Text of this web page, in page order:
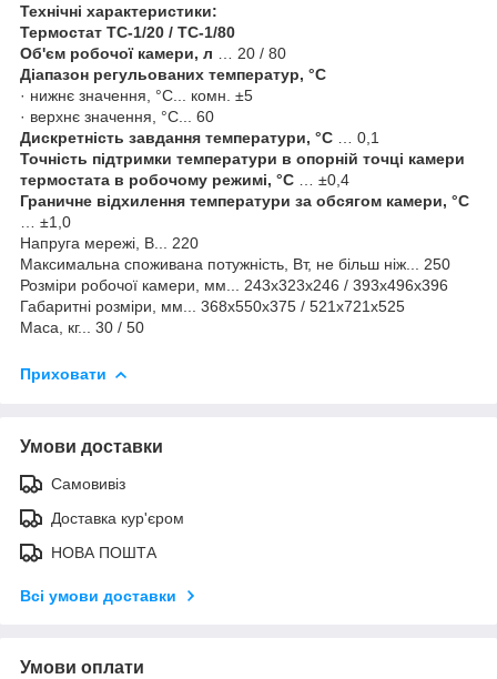
Технічні характеристики:
Термостат ТС-1/20 / ТС-1/80
Об'єм робочої камери, л … 20 / 80
Діапазон регульованих температур, °С
· нижнє значення, °С... комн. ±5
· верхнє значення, °С... 60
Дискретність завдання температури, °С … 0,1
Точність підтримки температури в опорній точці камери
термостата в робочому режимі, °C … ±0,4
Граничне відхилення температури за обсягом камери, °C
… ±1,0
Напруга мережі, В... 220
Максимальна споживана потужність, Вт, не більш ніж... 250
Розміри робочої камери, мм... 243х323х246 / 393х496х396
Габаритні розміри, мм... 368х550х375 / 521х721х525
Маса, кг... 30 / 50
Приховати
Умови доставки
Самовивіз
Доставка кур'єром
НОВА ПОШТА
Всі умови доставки
Умови оплати